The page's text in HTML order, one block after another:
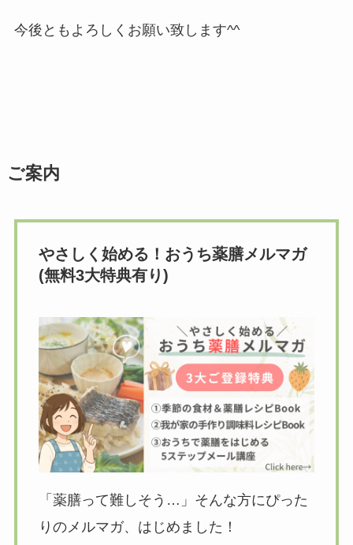
今後ともよろしくお願い致します^^
ご案内
やさしく始める！おうち薬膳メルマガ
(無料3大特典有り)
「薬膳って難しそう…」そんな方にぴった
りのメルマガ、はじめました！